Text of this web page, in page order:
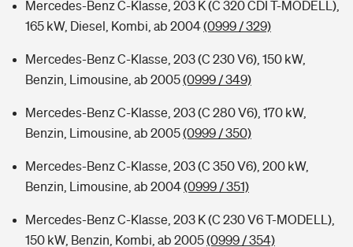
Mercedes-Benz C-Klasse, 203 K (C 320 CDI T-MODELL),
165 kW, Diesel, Kombi, ab 2004(0999 / 329)
Mercedes-Benz C-Klasse, 203 (C 230 V6), 150 kW,
Benzin, Limousine, ab 2005(0999 / 349)
Mercedes-Benz C-Klasse, 203 (C 280 V6), 170 kW,
Benzin, Limousine, ab 2005(0999 / 350)
Mercedes-Benz C-Klasse, 203 (C 350 V6), 200 kW,
Benzin, Limousine, ab 2004(0999 / 351)
Mercedes-Benz C-Klasse, 203 K (C 230 V6 T-MODELL),
150 kW, Benzin, Kombi, ab 2005(0999 / 354)